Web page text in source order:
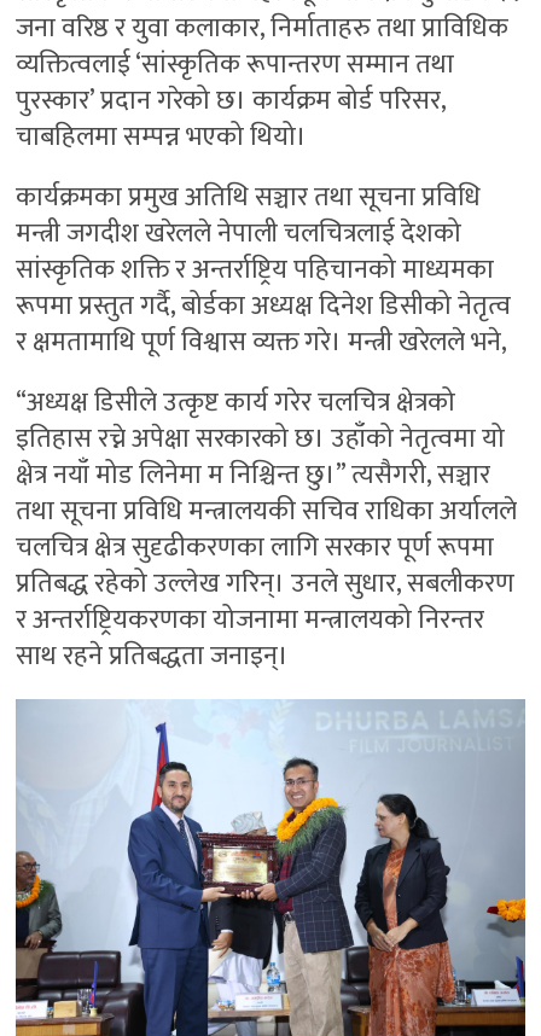
जना वरिष्ठ र युवा कलाकार, निर्माताहरु तथा प्राविधिक
व्यक्तित्वलाई ‘सांस्कृतिक रूपान्तरण सम्मान तथा
पुरस्कार’ प्रदान गरेको छ। कार्यक्रम बोर्ड परिसर,
चाबहिलमा सम्पन्न भएको थियो।
कार्यक्रमका प्रमुख अतिथि सञ्चार तथा सूचना प्रविधि
मन्त्री जगदीश खरेलले नेपाली चलचित्रलाई देशको
सांस्कृतिक शक्ति र अन्तर्राष्ट्रिय पहिचानको माध्यमका
रूपमा प्रस्तुत गर्दै, बोर्डका अध्यक्ष दिनेश डिसीको नेतृत्व
र क्षमतामाथि पूर्ण विश्वास व्यक्त गरे। मन्त्री खरेलले भने,
“अध्यक्ष डिसीले उत्कृष्ट कार्य गरेर चलचित्र क्षेत्रको
इतिहास रच्ने अपेक्षा सरकारको छ। उहाँको नेतृत्वमा यो
क्षेत्र नयाँ मोड लिनेमा म निश्चिन्त छु।” त्यसैगरी, सञ्चार
तथा सूचना प्रविधि मन्त्रालयकी सचिव राधिका अर्यालले
चलचित्र क्षेत्र सुदृढीकरणका लागि सरकार पूर्ण रूपमा
प्रतिबद्ध रहेको उल्लेख गरिन्। उनले सुधार, सबलीकरण
र अन्तर्राष्ट्रियकरणका योजनामा मन्त्रालयको निरन्तर
साथ रहने प्रतिबद्धता जनाइन्।